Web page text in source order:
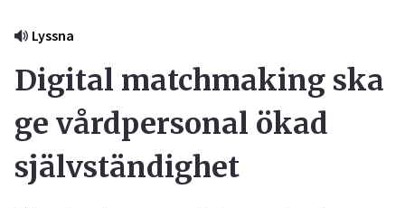
Lyssna
Digital matchmaking ska
ge vårdpersonal ökad
självständighet